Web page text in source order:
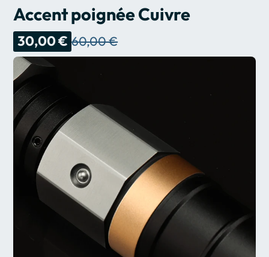
Accent poignée Cuivre
30,00 € 60,00 €